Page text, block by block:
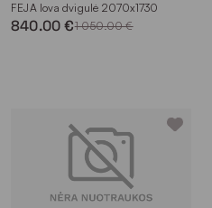
FEJA lova dvigulė 2070x1730
840.00 €1 050.00 €